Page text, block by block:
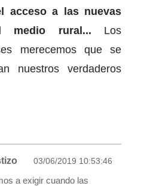
acceso a las nuevas
medio rural... Los
merecemos que se
nuestros verdaderos
03/06/2019 10:53:46
a exigir cuando las